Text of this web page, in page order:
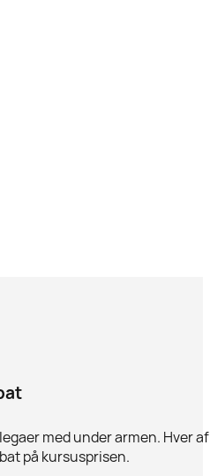
med under armen. Hver
på kursusprisen.